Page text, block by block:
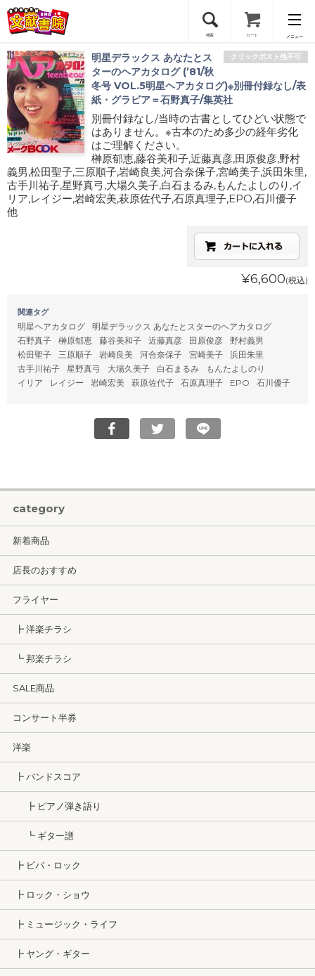
検索 カート メニュー
会員登録
ログイン
クリックポスト他不可
明星デラックス あなたとス
ターのヘアカタログ (’81/秋
冬号 VOL.5明星ヘアカタログ)※別冊付録なし/表
紙・グラビア＝石野真子/集英社
別冊付録なし/当時の古書としてひどい状態で
はありません。※古本のため多少の経年劣化
はご理解ください。
榊原郁恵,藤谷美和子,近藤真彦,田原俊彦,野村
義男,松田聖子,三原順子,岩崎良美,河合奈保子,宮崎美子,浜田朱里,
古手川祐子,星野真弓,大場久美子,白石まるみ,もんたよしのり,イ
リア,レイジー,岩崎宏美,萩原佐代子,石原真理子,EPO,石川優子
他
¥6,600(税込)
関連タグ
明星ヘアカタログ
明星デラックス あなたとスターのヘアカタログ
石野真子
榊原郁恵 藤谷美和子 近藤真彦 田原俊彦
野村義男
松田聖子
三原順子 岩崎良美 河合奈保子 宮崎美子
浜田朱里
古手川祐子
星野真弓 大場久美子 白石まるみ
もんたよしのり
イリア
レイジー 岩崎宏美 萩原佐代子 石原真理子 EPO 石川優子
category
新着商品
店長のおすすめ
フライヤー
┣ 洋楽チラシ
┗ 邦楽チラシ
SALE商品
コンサート半券
洋楽
┣ バンドスコア
┣ ピアノ弾き語り
┗ ギター譜
┣ ビバ・ロック
┣ ロック・ショウ
┣ ミュージック・ライフ
┣ ヤング・ギター